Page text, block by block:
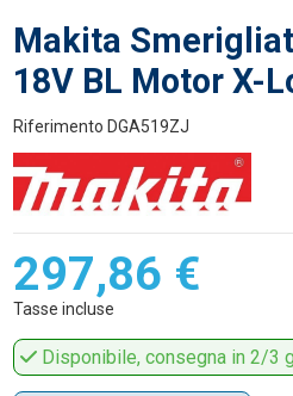
Makita
18V BL Motor X-
Riferimento DGA519ZJ
297,86 €
Tasse incluse
Disponibile, consegna in 2/3